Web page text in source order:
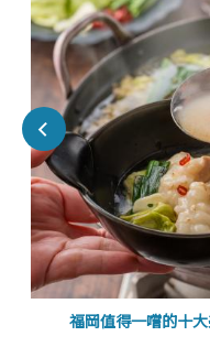
福岡值得一嚐的十